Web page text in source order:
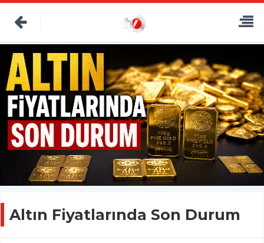
Altın Fiyatlarında Son Durum